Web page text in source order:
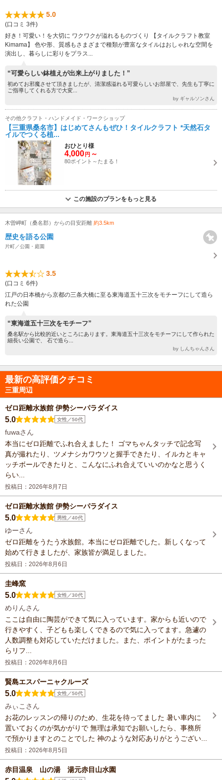
5.0
(口コミ 3件)
好き！可愛い！を大切に ワクワクが溢れるものづくり 【タイルクラフト教室
Kimama】 色や形、質感もさまざまで種類が豊富なタイルはおしゃれな空間を
演出し、暮らしに彩りをプラス...
“可愛らしい鉢植えが出来上がりました！”
初めてお邪魔させて頂きましたが、清潔感溢れる可愛らしいお部屋で、先生も丁寧に
ご指導してくれる方で大変...
by ギャルソンさん
その他クラフト・ハンドメイド・ワークショップ
【三重県桑名市】はじめてさんもぜひ！タイルクラフト *天然石タ
イルでつくる植...
おひとり様
4,000 円 ～
80ポイント～たまる！
この施設のプランをもっと見る
木曽岬町（桑名郡）からの目安距離 約3.5km
歴史を語る公園
片町／公園・庭園
3.5
(口コミ 6件)
江戸の日本橋から京都の三条大橋に至る東海道五十三次をモチーフにして造ら
れた公園
“東海道五十三次をモチーフ”
桑名駅から比較的近いところにあります。東海道五十三次をモチーフにして作られた
細長い公園で、 石で造ら...
by しんちゃんさん
最新の高評価クチコミ
三重周辺
ゼロ距離水族館 伊勢シーパラダイス
5.0 女性／50代
fuwaさん
本当にゼロ距離でふれ合えました！ ゴマちゃんタッチで記念写
真が撮れたり、ツメナシカワウソと握手できたり、イルカとキャ
ッチボールできたりと、こんなにふれ合えていいのかなと思うく
らい...
投稿日：2026年8月7日
ゼロ距離水族館 伊勢シーパラダイス
5.0 男性／40代
ゆーさん
ゼロ距離をうたう水族館。本当にゼロ距離でした。新しくなって
始めて行きましたが、家族皆が満足しました。
投稿日：2026年8月6日
圭峰窯
5.0 女性／30代
めりんさん
ここは自由に陶芸ができて気に入っています。家からも近いので
行きやすく、子どもも楽しくできるので気に入ってます。急遽の
人数調整も対応していただけました。また、ポイントがたまった
らリフ...
投稿日：2026年8月6日
賢島エスパーニャクルーズ
5.0 女性／50代
みぃこさん
お花のレッスンの帰りのため、生花を待ってました 暑い車内に
置いておくのが気かがりで 無理は承知でお願いしたら、事務所
で預かりますとのことでした 神のような対応ありがとうござい...
投稿日：2026年8月5日
赤目温泉 山の湯 湯元赤目山水園